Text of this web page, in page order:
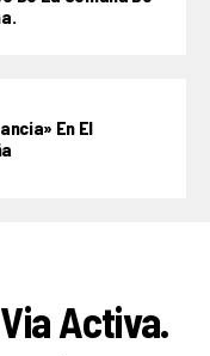
En El
Activa.